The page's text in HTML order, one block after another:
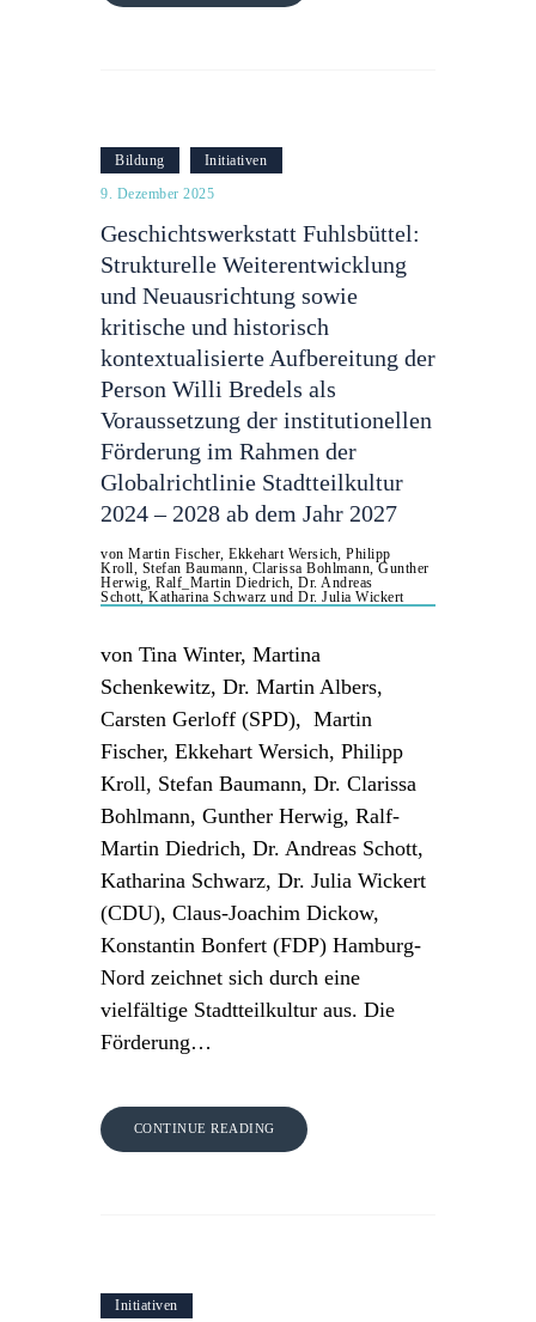
Bildung Initiativen
9. Dezember 2025
Geschichtswerkstatt Fuhlsbüttel:
Strukturelle Weiterentwicklung
und Neuausrichtung sowie
kritische und historisch
kontextualisierte Aufbereitung der
Person Willi Bredels als
Voraussetzung der institutionellen
Förderung im Rahmen der
Globalrichtlinie Stadtteilkultur
2024 – 2028 ab dem Jahr 2027
von Martin Fischer, Ekkehart Wersich, Philipp
Kroll, Stefan Baumann, Clarissa Bohlmann, Gunther
Herwig, Ralf_Martin Diedrich, Dr. Andreas
Schott, Katharina Schwarz und Dr. Julia Wickert
von Tina Winter, Martina
Schenkewitz, Dr. Martin Albers,
Carsten Gerloff (SPD), Martin
Fischer, Ekkehart Wersich, Philipp
Kroll, Stefan Baumann, Dr. Clarissa
Bohlmann, Gunther Herwig, Ralf-
Martin Diedrich, Dr. Andreas Schott,
Katharina Schwarz, Dr. Julia Wickert
(CDU), Claus-Joachim Dickow,
Konstantin Bonfert (FDP) Hamburg-
Nord zeichnet sich durch eine
vielfältige Stadtteilkultur aus. Die
Förderung…
CONTINUE READING
Initiativen